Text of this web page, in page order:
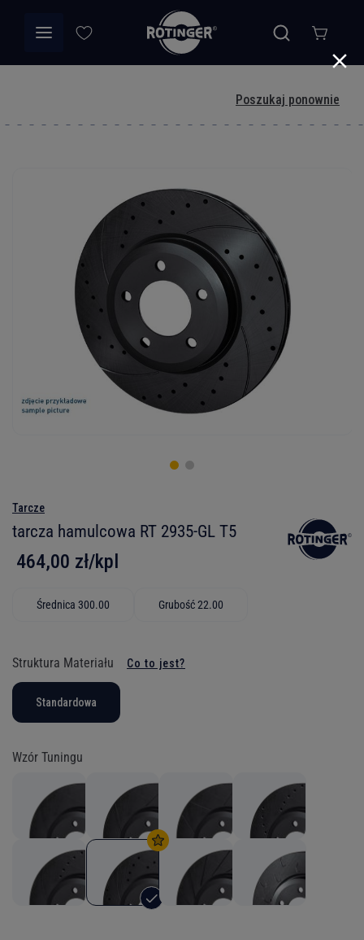
Poszukaj ponownie
Tarcze
tarcza hamulcowa RT 2935-GL T5
464,00 zł/kpl
Średnica 300.00 Grubość 22.00
Struktura Materiału Co to jest?
Standardowa
Wzór Tuningu